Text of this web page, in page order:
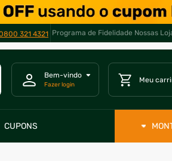
321 4321 Programa de Fidelidade Nossas
CUPONS